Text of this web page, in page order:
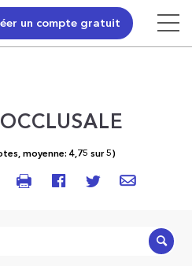
un compte gratuit
moyenne: 4,75 sur5)